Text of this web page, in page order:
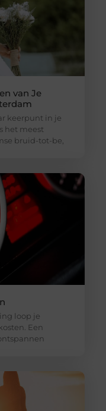
van Je
keerpunt in je
het meest
bruid-tot-be,
loop je
Een